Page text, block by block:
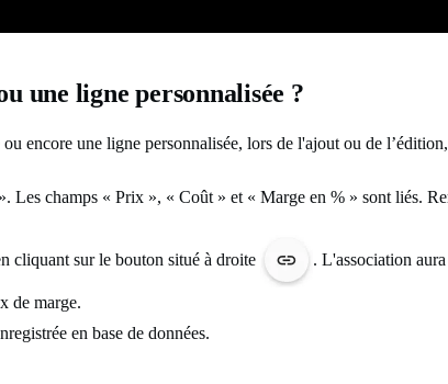
une ligne personnalisée ?
encore une ligne personnalisée, lors de l'ajout ou de
champs « Prix », « Coût » et « Marge en % » sont liés.
cliquant sur le bouton situé à droite . L'association
de marge.
en base de données.